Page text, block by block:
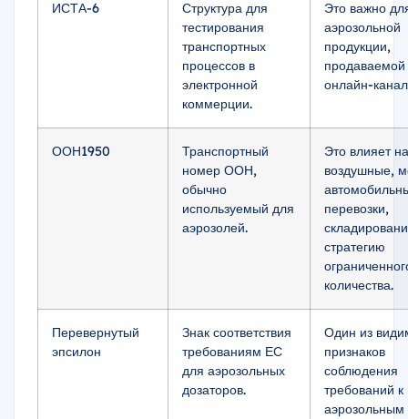
ИСТА-6
Структура для
тестирования
транспортных
процессов в
электронной
коммерции.
Это важно
аэрозольной
продукции,
продаваемой
онлайн-
ООН1950
Транспортный
номер ООН,
обычно
используемый для
аэрозолей.
Это влияет на
воздушные,
перевозки,
стратегию
количества.
Перевернутый
эпсилон
Знак соответствия
требованиям ЕС
для аэрозольных
дозаторов.
Один из
признаков
соблюдения
требований к
аэрозольным